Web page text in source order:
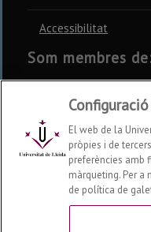
Accessibilitat
Som membres
CSUC REBIUN CRUE
Xarxes socials
El web de la
pròpies i de
preferències amb
màrqueting. Per a
de política de